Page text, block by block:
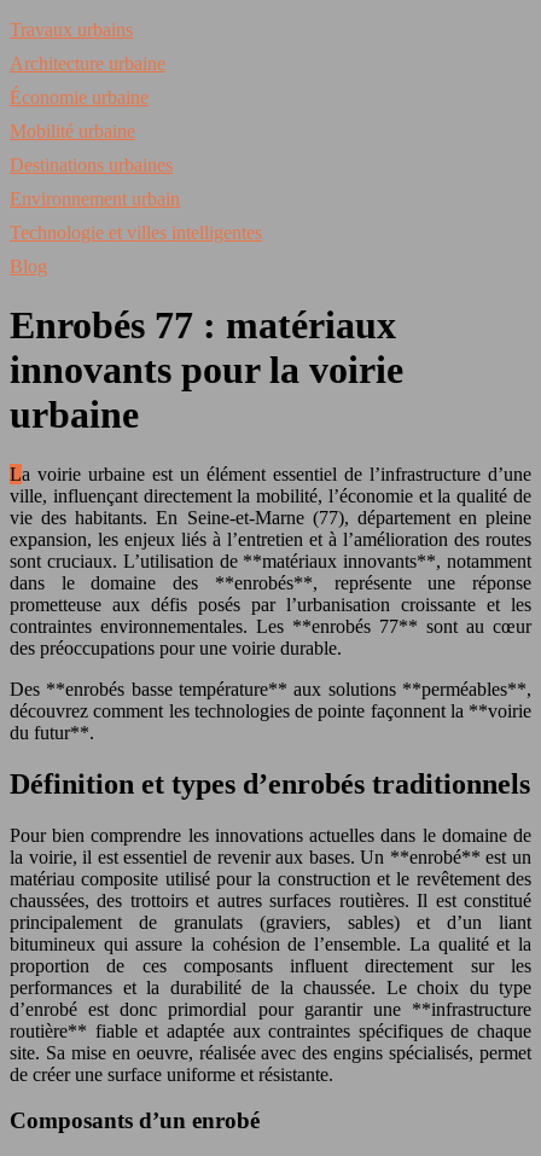
Travaux urbains
Architecture urbaine
Économie urbaine
Mobilité urbaine
Destinations urbaines
Environnement urbain
Technologie et villes intelligentes
Blog
Enrobés 77 : matériaux
innovants pour la voirie
urbaine
La voirie urbaine est un élément essentiel de l’infrastructure d’une
ville, influençant directement la mobilité, l’économie et la qualité de
vie des habitants. En Seine-et-Marne (77), département en pleine
expansion, les enjeux liés à l’entretien et à l’amélioration des routes
sont cruciaux. L’utilisation de **matériaux innovants**, notamment
dans le domaine des **enrobés**, représente une réponse
prometteuse aux défis posés par l’urbanisation croissante et les
contraintes environnementales. Les **enrobés 77** sont au cœur
des préoccupations pour une voirie durable.
Des **enrobés basse température** aux solutions **perméables**,
découvrez comment les technologies de pointe façonnent la **voirie
du futur**.
Définition et types d’enrobés traditionnels
Pour bien comprendre les innovations actuelles dans le domaine de
la voirie, il est essentiel de revenir aux bases. Un **enrobé** est un
matériau composite utilisé pour la construction et le revêtement des
chaussées, des trottoirs et autres surfaces routières. Il est constitué
principalement de granulats (graviers, sables) et d’un liant
bitumineux qui assure la cohésion de l’ensemble. La qualité et la
proportion de ces composants influent directement sur les
performances et la durabilité de la chaussée. Le choix du type
d’enrobé est donc primordial pour garantir une **infrastructure
routière** fiable et adaptée aux contraintes spécifiques de chaque
site. Sa mise en oeuvre, réalisée avec des engins spécialisés, permet
de créer une surface uniforme et résistante.
Composants d’un enrobé